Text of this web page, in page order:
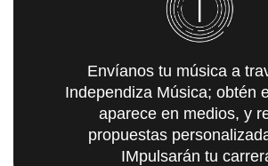
Envíanos tu música a
Independiza Música; obtén
aparece en medios, y
propuestas
IMpulsarán tu